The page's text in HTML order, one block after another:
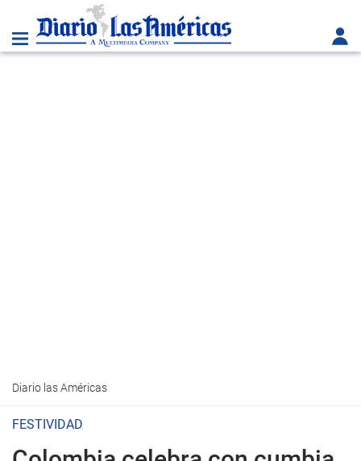
Diario las Américas
FESTIVIDAD